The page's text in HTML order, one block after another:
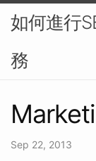
如何進行
務
Sep 22, 2013